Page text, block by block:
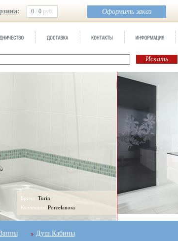
Оформить заказ
: 0 / 0 руб.
Бренд: Turin
Коллекция: Porcelanosa
Душ.Кабины